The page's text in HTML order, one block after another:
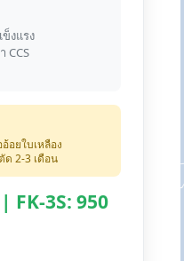
ข็งแรง
CCS
อยใบเหลือง
ด 2-3 เดือน
FK-3S: 950